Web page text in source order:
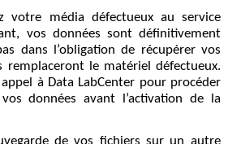
votre média défectueux au service
vos données sont définitivement
dans l’obligation de récupérer vos
remplaceront le matériel défectueux.
à Data LabCenter pour procéder
données avant l’activation de la